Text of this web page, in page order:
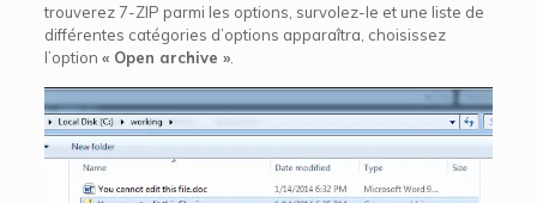
trouverez 7-ZIP parmi les options, survolez-le et une liste de
différentes catégories d’options apparaîtra, choisissez
l’option « Open archive ».